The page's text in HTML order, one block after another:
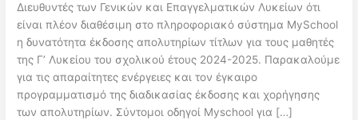
Διευθυντές των Γενικών και Επαγγελματικών Λυκείων ότι
είναι πλέον διαθέσιμη στο πληροφοριακό σύστημα MySchool
η δυνατότητα έκδοσης απολυτηρίων τίτλων για τους μαθητές
της Γ’ Λυκείου του σχολικού έτους 2024-2025. Παρακαλούμε
για τις απαραίτητες ενέργειες και τον έγκαιρο
προγραμματισμό της διαδικασίας έκδοσης και χορήγησης
των απολυτηρίων. Σύντομοι οδηγοί Myschool για […]